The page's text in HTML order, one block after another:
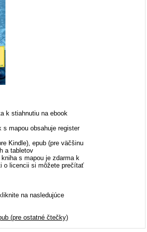
k stiahnutiu na ebook
s mapou obsahuje register
Kindle), epub (pre väčšinu
a tabletov
s mapou je zdarma k
o licencii si môžete prečítať
na nasledujúce
(pre ostatné čtečky)